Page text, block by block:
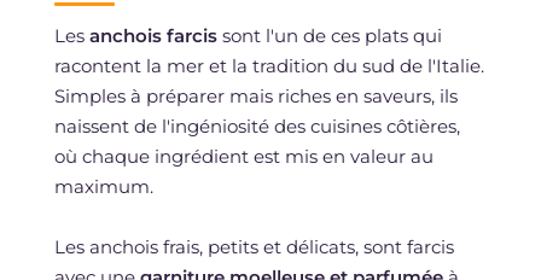
Les anchois farcissont l'un de ces plats qui
racontent la mer et la tradition du sud de l'Italie.
Simples à préparer mais riches en saveurs, ils
naissent de l'ingéniosité des cuisines côtières,
où chaque ingrédient est mis en valeur au
maximum.
Les anchois frais, petits et délicats, sont farcis